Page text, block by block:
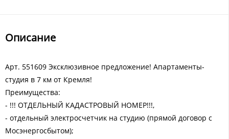
Описание
Арт. 551609 Эксклюзивное предложение! Апартаменты-
студия в 7 км от Кремля!
Преимущества:
- !!! ОТДЕЛЬНЫЙ КАДАСТРОВЫЙ НОМЕР!!!,
- отдельный электросчетчик на студию (прямой договор с
Мосэнергосбытом);